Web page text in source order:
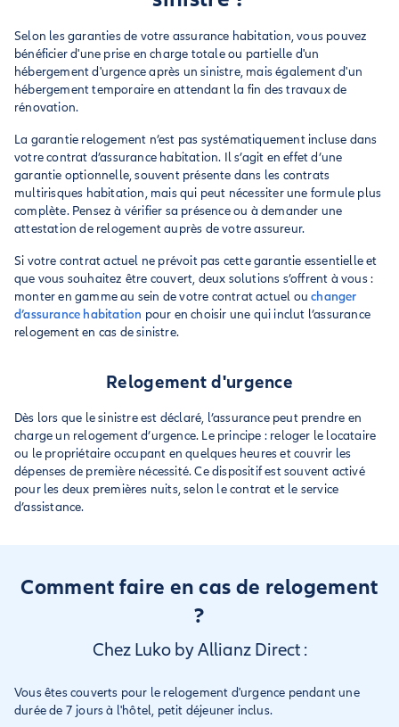
Selon les garanties de votre assurance habitation, vous pouvez
bénéficier d'une prise en charge totale ou partielle d'un
hébergement d'urgence après un sinistre, mais également d'un
hébergement temporaire en attendant la fin des travaux de
rénovation.
La garantie relogement n’est pas systématiquement incluse dans
votre contrat d’assurance habitation. Il s’agit en effet d’une
garantie optionnelle, souvent présente dans les contrats
multirisques habitation, mais qui peut nécessiter une formule plus
complète. Pensez à vérifier sa présence ou à demander une
attestation de relogement auprès de votre assureur.
Si votre contrat actuel ne prévoit pas cette garantie essentielle et
que vous souhaitez être couvert, deux solutions s’offrent à vous :
monter en gamme au sein de votre contrat actuel ouchanger
d’assurance habitation pour en choisir une qui inclut l’assurance
relogement en cas de sinistre.
Relogement d'urgence
Dès lors que le sinistre est déclaré, l’assurance peut prendre en
charge un relogement d’urgence. Le principe : reloger le locataire
ou le propriétaire occupant en quelques heures et couvrir les
dépenses de première nécessité. Ce dispositif est souvent activé
pour les deux premières nuits, selon le contrat et le service
d’assistance.
Comment faire en cas de relogement
?
Chez Luko by Allianz Direct :
Vous êtes couverts pour le relogement d'urgence pendant une
durée de 7 jours à l'hôtel, petit déjeuner inclus.